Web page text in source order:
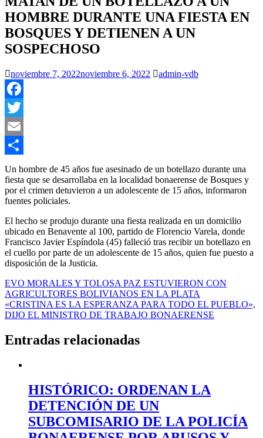
HOMBRE DURANTE UNA FIESTA EN
BOSQUES Y DETIENEN A UN
SOSPECHOSO
noviembre 7, 2022noviembre 6, 2022 admin-vdb
Facebook
Twitter
Email
Compartir
Un hombre de 45 años fue asesinado de un botellazo durante una
fiesta que se desarrollaba en la localidad bonaerense de Bosques y
por el crimen detuvieron a un adolescente de 15 años, informaron
fuentes policiales.
El hecho se produjo durante una fiesta realizada en un domicilio
ubicado en Benavente al 100, partido de Florencio Varela, donde
Francisco Javier Espíndola (45) falleció tras recibir un botellazo en
el cuello por parte de un adolescente de 15 años, quien fue puesto a
disposición de la Justicia.
Navegación
de
entradas
EVO MORALES Y TOLOSA PAZ ESTUVIERON CON
AGRICULTORES BOLIVIANOS EN LA PLATA
«CRISTINA ES LA ESPERANZA PARA TODO EL PUEBLO»,
DIJO EL MINISTRO DE TRABAJO BONAERENSE
Entradas relacionadas
HISTÓRICO: ORDENAN LA
DETENCIÓN DE UN
SUBCOMISARIO DE LA POLICÍA